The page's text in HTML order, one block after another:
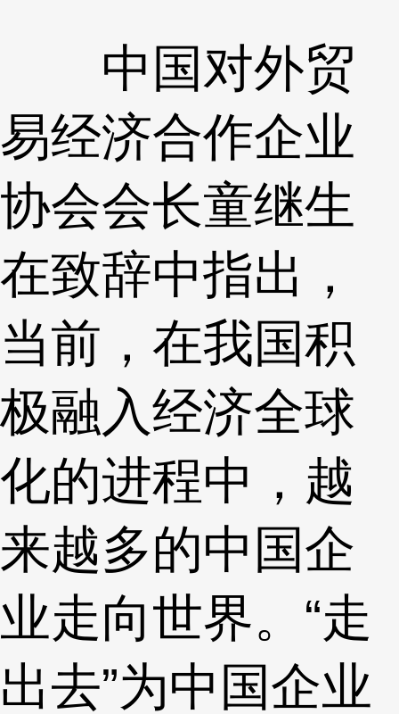
中国对外贸
易经济合作企业
协会会长童继生
在致辞中指出，
当前，在我国积
极融入经济全球
化的进程中，越
来越多的中国企
业走向世界。“走
出去”为中国企业